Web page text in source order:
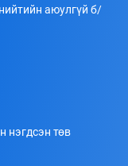
аюулгүй б/
нэгдсэн төв